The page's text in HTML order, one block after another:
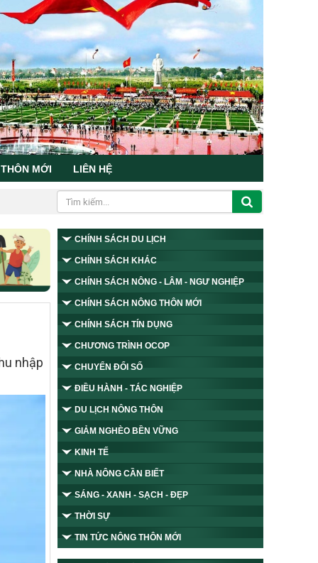
MỚI LIÊN HỆ
nhập
CHÍNH SÁCH DU LỊCH
CHÍNH SÁCH KHÁC
CHÍNH SÁCH NÔNG - LÂM - NGƯ NGHIỆP
CHÍNH SÁCH NÔNG THÔN MỚI
CHÍNH SÁCH TÍN DỤNG
CHƯƠNG TRÌNH OCOP
CHUYỂN ĐỔI SỐ
ĐIỀU HÀNH - TÁC NGHIỆP
DU LỊCH NÔNG THÔN
GIẢM NGHÈO BỀN VỮNG
KINH TẾ
NHÀ NÔNG CẦN BIẾT
SÁNG - XANH - SẠCH - ĐẸP
THỜI SỰ
TIN TỨC NÔNG THÔN MỚI